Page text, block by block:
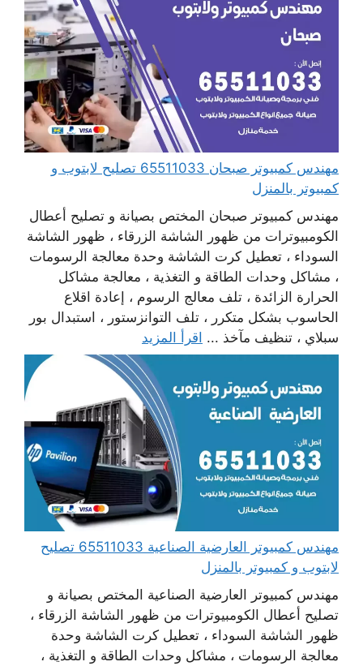
مهندس كمبيوتر صبحان 65511033 تصليح لابتوب و
كمبيوتر بالمنزل
مهندس كمبيوتر صبحان المختص بصيانة و تصليح أعطال
الكومبيوترات من ظهور الشاشة الزرقاء ، ظهور الشاشة
السوداء ، تعطيل كرت الشاشة وحدة معالجة الرسومات
، مشاكل وحدات الطاقة و التغذية ، معالجة مشاكل
الحرارة الزائدة ، تلف معالج الرسوم ، إعادة اقلاع
الحاسوب بشكل متكرر ، تلف التوانزستور ، استبدال بور
سبلاي ، تنظيف مآخذ ... اقرأ المزيد
مهندس كمبيوتر العارضية الصناعية 65511033 تصليح
لابتوب و كمبيوتر بالمنزل
مهندس كمبيوتر العارضية الصناعية المختص بصيانة و
تصليح أعطال الكومبيوترات من ظهور الشاشة الزرقاء ،
ظهور الشاشة السوداء ، تعطيل كرت الشاشة وحدة
معالجة الرسومات ، مشاكل وحدات الطاقة و التغذية ،